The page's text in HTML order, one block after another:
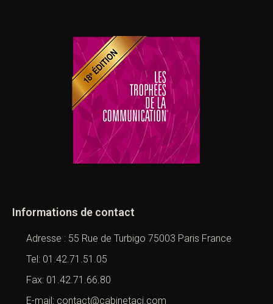
Informations de contact
Adresse : 55 Rue de Turbigo 75003 Paris France
Tel: 01.42.71.51.05
Fax: 01.42.71.66.80
E-mail: contact@cabinetaci.com